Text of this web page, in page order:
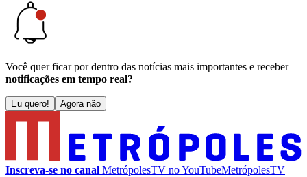
Você quer ficar por dentro das notícias mais importantes e receber
notificações em tempo real?
Eu quero! Agora não
Inscreva-se no canal MetrópolesTV noYouTubeMetrópolesTV